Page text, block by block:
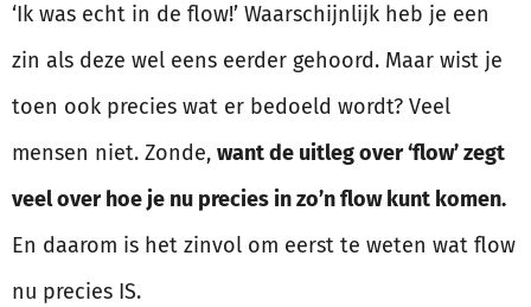
‘Ik was echt in de flow!’ Waarschijnlijk heb je een
zin als deze wel eens eerder gehoord. Maar wist je
toen ook precies wat er bedoeld wordt? Veel
mensen niet. Zonde, want de uitleg over ‘flow’ zegt
veel over hoe je nu precies in zo’n flow kunt komen.
En daarom is het zinvol om eerst te weten wat flow
nu precies IS.